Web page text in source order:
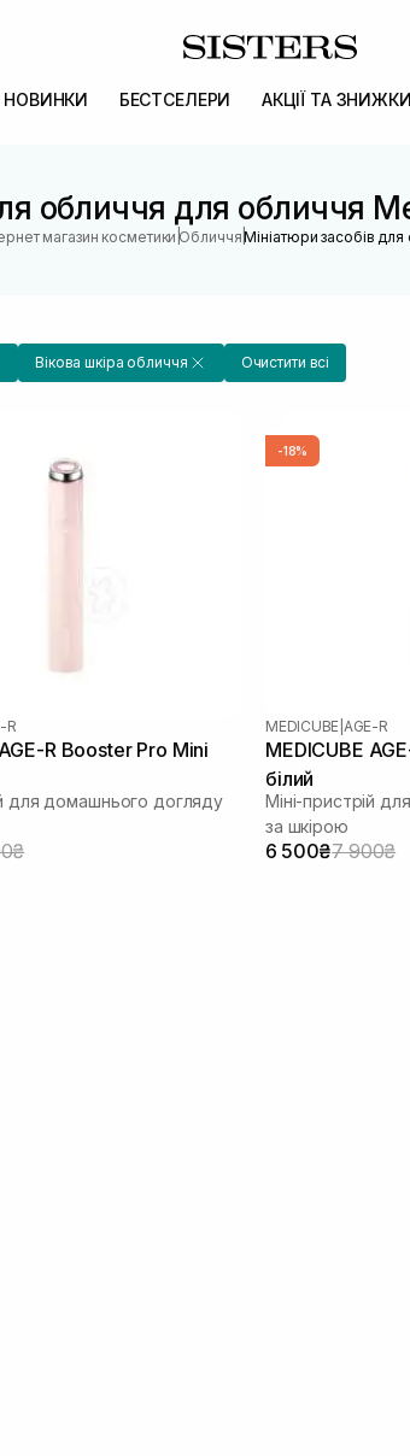
НОВИНКИ БЕСТСЕЛЕРИ АКЦІЇ ТА ЗНИЖКИ
обличчя для обличчя
магазин косметики |Обличчя |Мініатюри засобів
Вікова шкіра обличчя Очистити всі
R
R Booster Pro Mini
для домашнього догляду
-18%
MEDICUBE AGE-R
MEDICUBE
білий
Міні-пристрій
за шкірою
6 500₴7 900₴